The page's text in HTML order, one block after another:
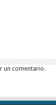
un comentario.